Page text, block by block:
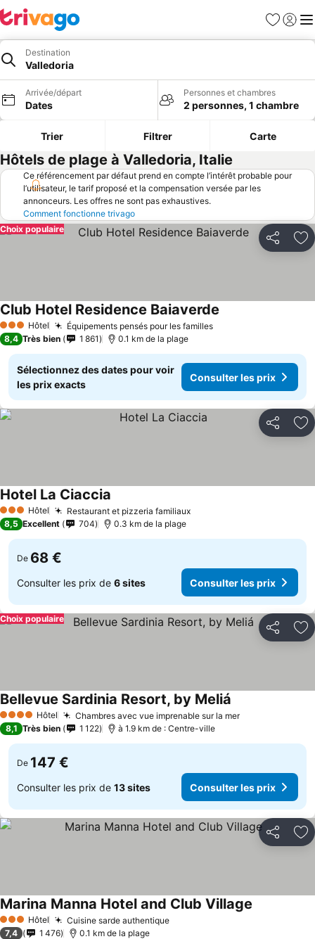
Favoris
Se
Destination
Valledoria
Arrivée/départ
Dates
Personnes et chambres
2 personnes, 1 chambre
Trier Filtrer Carte
Hôtels de plage à Valledoria, Italie
Ce référencement par défaut prend en compte l’intérêt probable pour
l’utilisateur, le tarif proposé et la compensation versée par les
annonceurs. Les offres ne sont pas exhaustives.
Comment fonctionne trivago
Partager
Choix populaire
3 ÉtoilesHôtel Équipements pensés pour les familles
Club Hotel Residence Baiaverde
8,4 Très bien 1 861 0.1 km de la plage
Sélectionnez des dates pour voir
les prix exacts
Consulter les prix
Partager
3 ÉtoilesHôtel Restaurant et pizzeria familiaux
Hotel La Ciaccia
8,5 Excellent 704 0.3 km de la plage
De 68 €
Consulter les prix de 6 sites Consulter les prix
Partager
Choix populaire
4 Étoiles Hôtel Chambres avec vue imprenable sur la mer
Bellevue Sardinia Resort, by Meliá
8,1 Très bien 1 122 à 1.9 km de : Centre-ville
De 147 €
Consulter les prix de 13 sites Consulter les prix
Partager
3 ÉtoilesHôtel Cuisine sarde authentique
Marina Manna Hotel and Club Village
7,4 1 476 0.1 km de la plage